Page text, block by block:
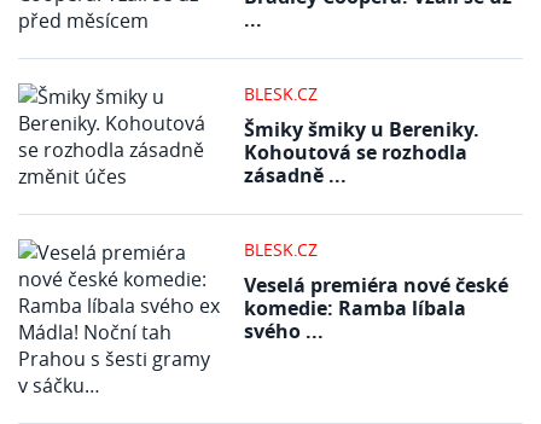
...
BLESK.CZ
Šmiky šmiky u Bereniky.
Kohoutová se rozhodla
zásadně ...
BLESK.CZ
Veselá premiéra nové české
komedie: Ramba líbala
svého ...